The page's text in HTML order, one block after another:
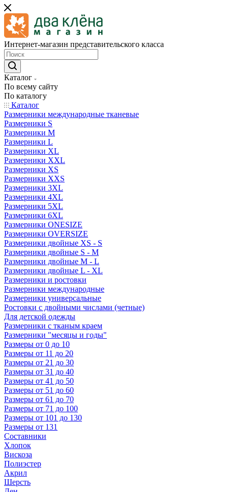
Интернет-магазин представительского класса
Каталог
По всему сайту
По каталогу
Каталог
Размерники международные тканевые
Размерники S
Размерники M
Размерники L
Размерники XL
Размерники XXL
Размерники XS
Размерники XXS
Размерники 3XL
Размерники 4XL
Размерники 5XL
Размерники 6XL
Размерники ONESIZE
Размерники OVERSIZE
Размерники двойные XS - S
Размерники двойные S - M
Размерники двойные M - L
Размерники двойные L - XL
Размерники и ростовки
Размерники международные
Размерники универсальные
Ростовки с двойными числами (четные)
Для детской одежды
Размерники с тканым краем
Размерники "месяцы и годы"
Размеры от 0 до 10
Размеры от 11 до 20
Размеры от 21 до 30
Размеры от 31 до 40
Размеры от 41 до 50
Размеры от 51 до 60
Размеры от 61 до 70
Размеры от 71 до 100
Размеры от 101 до 130
Размеры от 131
Составники
Хлопок
Вискоза
Полиэстер
Акрил
Шерсть